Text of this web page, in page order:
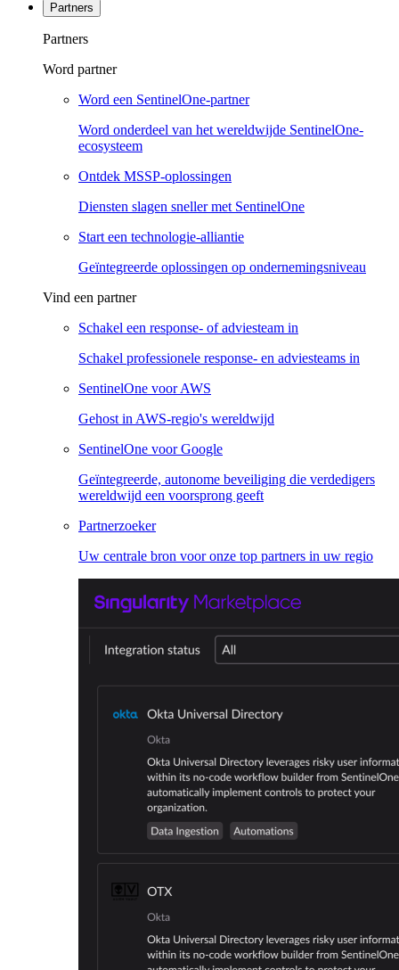
Partners
Partners
Word partner
Word een SentinelOne-partner
Word onderdeel van het wereldwijde SentinelOne-
ecosysteem
Ontdek MSSP-oplossingen
Diensten slagen sneller met SentinelOne
Start een technologie-alliantie
Geïntegreerde oplossingen op ondernemingsniveau
Vind een partner
Schakel een response- of adviesteam in
Schakel professionele response- en adviesteams in
SentinelOne voor AWS
Gehost in AWS-regio's wereldwijd
SentinelOne voor Google
Geïntegreerde, autonome beveiliging die verdedigers
wereldwijd een voorsprong geeft
Partnerzoeker
Uw centrale bron voor onze top partners in uw regio